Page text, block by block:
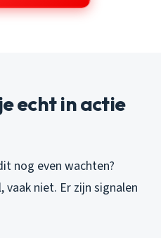
echt in actie
nog even wachten?
niet. Er zijn signalen